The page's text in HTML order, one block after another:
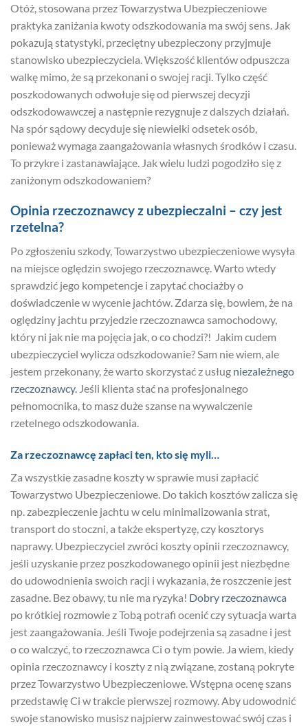
Otóż, stosowana przez Towarzystwa Ubezpieczeniowe
praktyka zaniżania kwoty odszkodowania ma swój sens. Jak
pokazują statystyki, przeciętny ubezpieczony przyjmuje
stanowisko ubezpieczyciela. Większość klientów odpuszcza
walkę mimo, że są przekonani o swojej racji. Tylko część
poszkodowanych odwołuje się od pierwszej decyzji
odszkodowawczej a następnie rezygnuje z dalszych działań.
Na spór sądowy decyduje się niewielki odsetek osób,
ponieważ wymaga zaangażowania własnych środków i czasu.
To przykre i zastanawiające. Jak wielu ludzi pogodziło się z
zaniżonym odszkodowaniem?
Opinia rzeczoznawcy z ubezpieczalni – czy jest
rzetelna?
Po zgłoszeniu szkody, Towarzystwo ubezpieczeniowe wysyła
na miejsce oględzin swojego rzeczoznawcę. Warto wtedy
sprawdzić jego kompetencje i zapytać chociażby o
doświadczenie w wycenie jachtów. Zdarza się, bowiem, że na
oględziny jachtu przyjedzie rzeczoznawca samochodowy,
który ni jak nie ma pojęcia jak, o co chodzi?! Jakim cudem
ubezpieczyciel wylicza odszkodowanie? Sam nie wiem, ale
jestem przekonany, że warto skorzystać z usług niezależnego
rzeczoznawcy. Jeśli klienta stać na profesjonalnego
pełnomocnika, to masz duże szanse na wywalczenie
rzetelnego odszkodowania.
Za rzeczoznawcę zapłaci ten, kto się myli…
Za wszystkie zasadne koszty w sprawie musi zapłacić
Towarzystwo Ubezpieczeniowe. Do takich kosztów zalicza się
np. zabezpieczenie jachtu w celu minimalizowania strat,
transport do stoczni, a także ekspertyzę, czy kosztorys
naprawy. Ubezpieczyciel zwróci koszty opinii rzeczoznawcy,
jeśli uzyskanie przez poszkodowanego opinii jest niezbędne
do udowodnienia swoich racji i wykazania, że roszczenie jest
zasadne. Bez obawy, tu nie ma ryzyka! Dobry rzeczoznawca
po krótkiej rozmowie z Tobą potrafi ocenić czy sytuacja warta
jest zaangażowania. Jeśli Twoje podejrzenia są zasadne i jest
o co walczyć, to rzeczoznawca Ci o tym powie. Ja wiem, kiedy
opinia rzeczoznawcy i koszty z nią związane, zostaną pokryte
przez Towarzystwo Ubezpieczeniowe. Wstępna ocenę szans
przedstawię Ci w trakcie pierwszej rozmowy. Aby udowodnić
swoje stanowisko musisz najpierw zainwestować swój czas i